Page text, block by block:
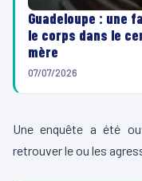
Guadeloupe : une
le corps dans le
mère
07/07/2026
Une enquête a été
retrouver le ou les